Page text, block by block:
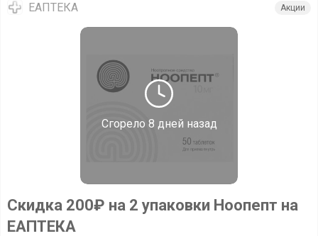
Сгорело 8 дней назад
ЕАПТЕКА Акции
Скидка 200₽ на 2 упаковки Ноопепт на
ЕАПТЕКА